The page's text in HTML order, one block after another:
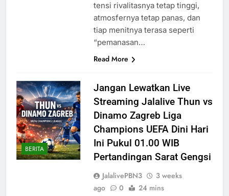
tensi rivalitasnya tetap tinggi,
atmosfernya tetap panas, dan
tiap menitnya terasa seperti
“pemanasan…
Read More
BERITA
Jangan Lewatkan Live
Streaming Jalalive Thun vs
Dinamo Zagreb Liga
Champions UEFA Dini Hari
Ini Pukul 01.00 WIB
Pertandingan Sarat Gengsi
JalalivePBN3
3 weeks
ago
0 24 mins